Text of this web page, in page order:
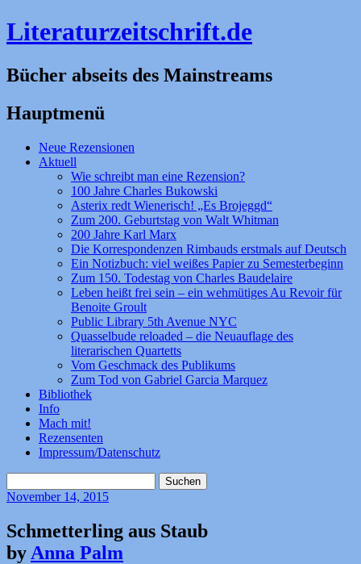
Literaturzeitschrift.de
Bücher abseits des Mainstreams
Hauptmenü
Zum
Inhalt
Neue Rezensionen
Aktuell
Wie schreibt man eine Rezension?
100 Jahre Charles Bukowski
Asterix redt Wienerisch! „Es Brojeggd“
Zum 200. Geburtstag von Walt Whitman
200 Jahre Karl Marx
Die Korrespondenzen Rimbauds erstmals auf Deutsch
Ein Notizbuch: viel weißes Papier zu Semesterbeginn
Zum 150. Todestag von Charles Baudelaire
Leben heißt frei sein – ein wehmütiges Au Revoir für
Benoite Groult
Public Library 5th Avenue NYC
Quasselbude reloaded – die Neuauflage des
literarischen Quartetts
Vom Geschmack des Publikums
Zum Tod von Gabriel Garcia Marquez
Bibliothek
Info
Mach mit!
Rezensenten
Impressum/Datenschutz
nach:
November14, 2015
Schmetterling aus Staub
by Anna Palm